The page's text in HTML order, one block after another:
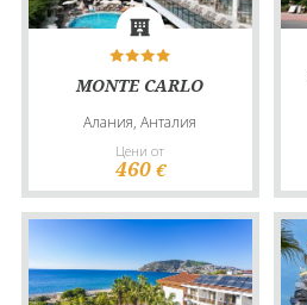
MONTE CARLO
Алания, Анталия
Цени от
460 €